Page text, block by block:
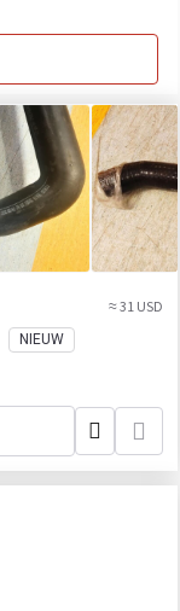
≈ 31 USD
NIEUW